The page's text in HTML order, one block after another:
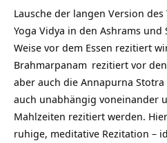
Lausche der langen Version
Yoga Vidya in den Ashrams
Weise vor dem Essen rezitiert
Brahmarpanam rezitiert vor
aber auch die Annapurna Stotra
auch unabhängig voneinander
Mahlzeiten rezitiert werden.
ruhige, meditative Rezitation –